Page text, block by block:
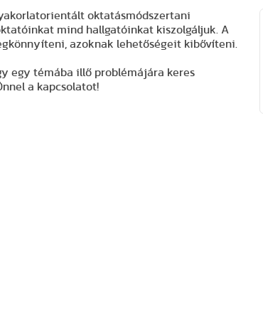
oktatásmódszertani
mind hallgatóinkat kiszolgáljuk. A
azoknak lehetőségeit kibővíteni.
egy témába illő problémájára keres
a kapcsolatot!